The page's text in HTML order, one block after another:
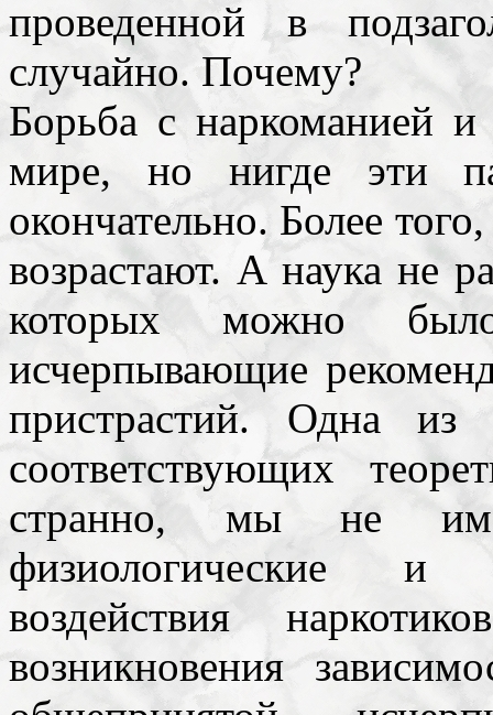
проведенной в
случайно. Почему?
Борьба с наркоманией и
мире, но нигде эти
окончательно. Более
возрастают. А наука не
которых можно
исчерпывающие
пристрастий. Одна
соответствующих
странно, мы не
физиологические и
воздействия
возникновения